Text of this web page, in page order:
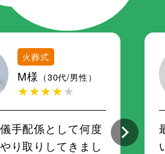
火葬式
M様 （30代/男性）
★★★★★
手配係として何度
り取りしてきまし